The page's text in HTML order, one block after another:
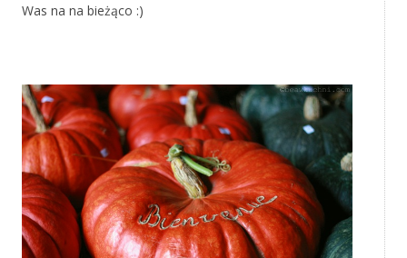
Was na na bieżąco :)